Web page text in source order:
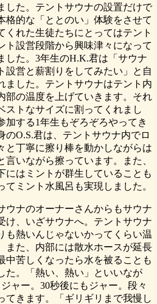
した。テントサウナの設置だけで
格的な「ととのい」体験をさせて
くれた生徒たちにとってはテント
ト設営段階から興味津々になって
した。3年生のH.K.君は「サウナ
設営と薪割りをしてみたい」と自
ました。テントサウナはテント内
部の温度を上げていきます。それ
ストなサイズに割ってくれまし
加する1年生もぞろぞろやってき
のO.S.君は、テントサウナ内でロ
と丁寧に擦り棒を動かしながらは
言いながら擦っています。また、
にはミントが群生していることも
ミント水風呂も実現しました。
ナのオーナーさんからもサウナ
け、いざサウナへ。テントサウナ
も熱いんじゃないかってくらい温
また、内部には散水ホースが延長
中苦しくなったら水を被ることも
た。「熱い、熱い」といいなが
ャー。30秒後にもジャー。段々
てきます。「ギリギリまで我慢し